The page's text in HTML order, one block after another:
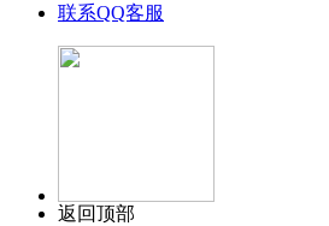
联系QQ客服
返回顶部